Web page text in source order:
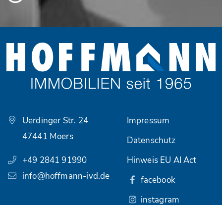
Uerdinger Str. 24
47441 Moers
+49 2841 91990
info@hoffmann-ivd.de
Impressum
Datenschutz
Hinweis EU AI Act
facebook
instagram